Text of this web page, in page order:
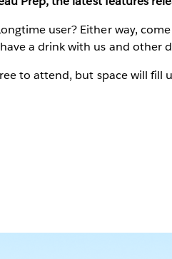
user? Either way,
a drink with us and other
to attend, but space will fill